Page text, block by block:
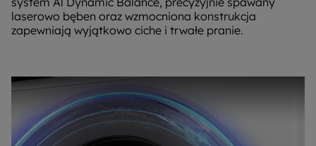
laserowo bęben oraz wzmocniona konstrukcja
zapewniają wyjątkowo ciche i trwałe pranie.